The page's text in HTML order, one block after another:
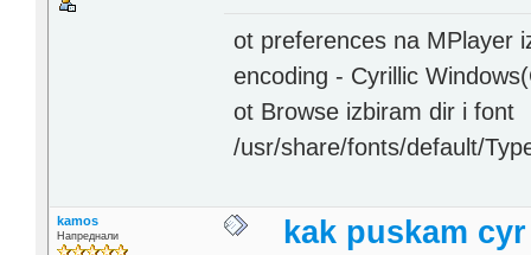
ot preferences na MPlayer
encoding - Cyrillic
ot Browse izbiram dir i font
/usr/share/fonts/default/
kamos
Напреднали kak puskam